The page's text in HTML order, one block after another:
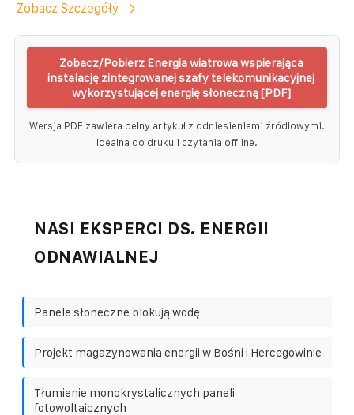
Zobacz Szczegóły
Zobacz/Pobierz Energia wiatrowa wspierająca
instalację zintegrowanej szafy telekomunikacyjnej
wykorzystującej energię słoneczną [PDF]
Wersja PDF zawiera pełny artykuł z odniesieniami źródłowymi.
Idealna do druku i czytania offline.
NASI EKSPERCI DS. ENERGII
ODNAWIALNEJ
Panele słoneczne blokują wodę
Projekt magazynowania energii w Bośni i Hercegowinie
Tłumienie monokrystalicznych paneli
fotowoltaicznych